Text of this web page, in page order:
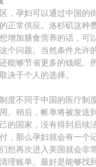
，孕妇可以通过中国的
正常供应。洛杉矶这种
增加膳食营养的话，可
个问题。当然条件允许
能够节省更多的钱呢。
决于个人的选择。
度不同于中国的医疗制
。稍后，帐单将被发送
的国家，没有得到后续
，那么孕妇就会有一个
想再次进入美国就会非
理账单。最好是能够找